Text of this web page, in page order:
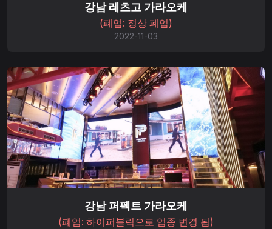
강남 레츠고 가라오케
(폐업: 정상 폐업)
2022-11-03
강남 퍼펙트 가라오케
(폐업: 하이퍼블릭으로 업종 변경 됨)